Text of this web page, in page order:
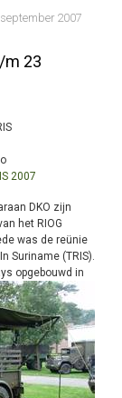
2007
m 23
2007
DKO zijn
het RIOG
was de reünie
Suriname (TRIS).
opgebouwd in